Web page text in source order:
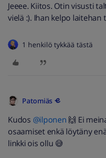
Jeeee. Kiitos. Otin visusti
vielä :). Ihan kelpo
1 henkilö tykkää tästä
Patomiäs
Kudos @ilponen 🙌 Ei
osaamiset enkä löytäny
linkki ois ollu 😅